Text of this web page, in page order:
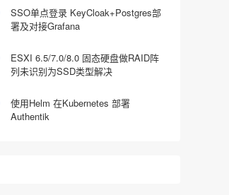
SSO单点登录 KeyCloak+Postgres部
署及对接Grafana
ESXI 6.5/7.0/8.0 固态硬盘做RAID阵
列未识别为SSD类型解决
使用Helm 在Kubernetes 部署
Authentik